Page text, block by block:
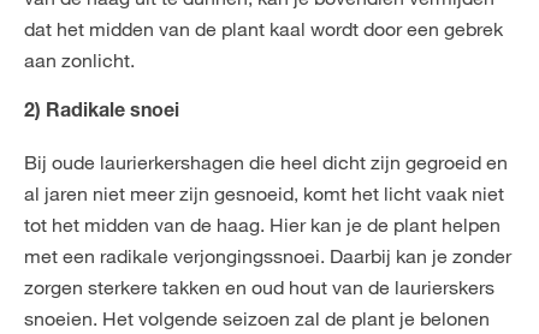
dat het midden van de plant kaal wordt door een gebrek
aan zonlicht.
2) Radikale snoei
Bij oude laurierkershagen die heel dicht zijn gegroeid en
al jaren niet meer zijn gesnoeid, komt het licht vaak niet
tot het midden van de haag. Hier kan je de plant helpen
met een radikale verjongingssnoei. Daarbij kan je zonder
zorgen sterkere takken en oud hout van de laurierskers
snoeien. Het volgende seizoen zal de plant je belonen